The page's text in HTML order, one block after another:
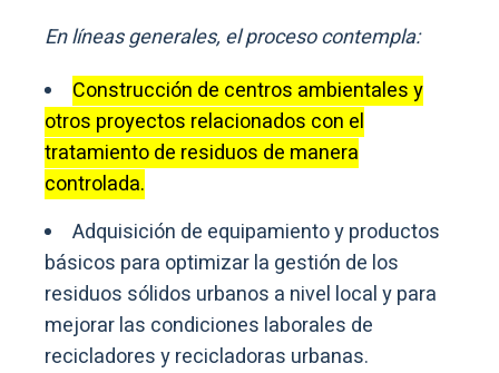
En líneas generales, el proceso contempla:
Construcción de centros ambientales y
otros proyectos relacionados con el
tratamiento de residuos de manera
controlada.
Adquisición de equipamiento y productos
básicos para optimizar la gestión de los
residuos sólidos urbanos a nivel local y para
mejorar las condiciones laborales de
recicladores y recicladoras urbanas.